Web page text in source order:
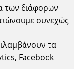
των διάφορων
συνεχώς
τα
Facebook